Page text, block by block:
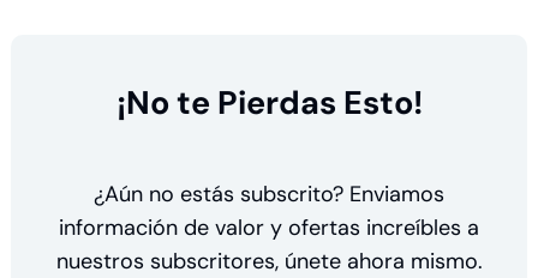
¡No te Pierdas Esto!
¿Aún no estás subscrito? Enviamos
información de valor y ofertas increíbles a
nuestros subscritores, únete ahora mismo.